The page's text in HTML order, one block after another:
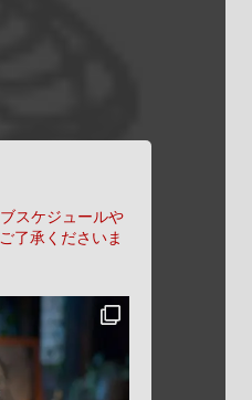
スケジュールや
了承くださいま